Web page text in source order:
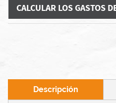
CALCULAR LOS GASTOS
Descripción